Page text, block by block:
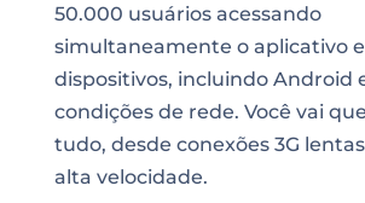
50.000 usuários acessando
simultaneamente o aplicativo
dispositivos, incluindo Android
condições de rede. Você vai
tudo, desde conexões 3G
alta velocidade.